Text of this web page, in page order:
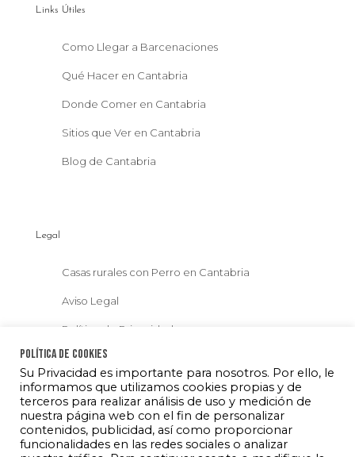
Links Útiles
Como Llegar a Barcenaciones
Qué Hacer en Cantabria
Donde Comer en Cantabria
Sitios que Ver en Cantabria
Blog de Cantabria
Legal
Casas rurales con Perro en Cantabria
Aviso Legal
Política de Privacidad
Politica de Cookies
Política de Cookies
Su Privacidad es importante para nosotros. Por ello, le
informamos que utilizamos cookies propias y de
terceros para realizar análisis de uso y medición de
nuestra página web con el fin de personalizar
contenidos, publicidad, así como proporcionar
funcionalidades en las redes sociales o analizar